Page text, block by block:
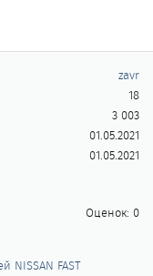
zavr
18
3 003
01.05.2021
01.05.2021
Оценок: 0
NISSAN FAST